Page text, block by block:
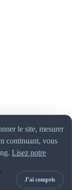
le site, mesurer
continuant, vous
Lisez notre
J’ai compris